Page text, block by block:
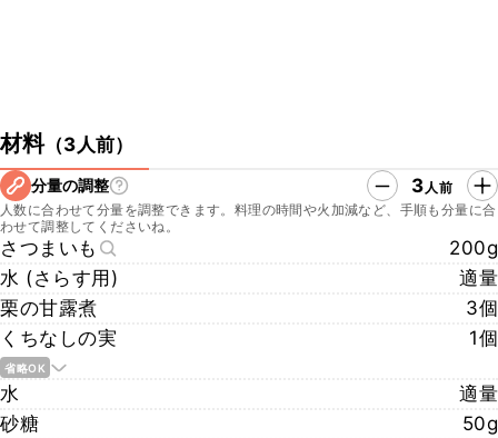
材料（3人前）
分量の調整 3人前
人数に合わせて分量を調整できます。料理の時間や火加減など、手順も分量に合
わせて調整してくださいね。
さつまいも
200g
水 (さらす用)
適量
栗の甘露煮
3個
くちなしの実
1個
省略OK
水
適量
砂糖
50g